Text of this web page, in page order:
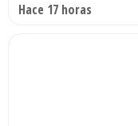
Hace 17 horas